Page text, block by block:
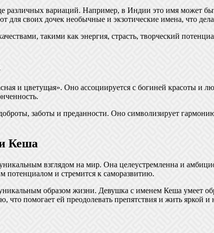
различных вариаций. Например, в Индии это имя может
своих дочек необычные и экзотические имена, что
такими как энергия, страсть, творческий
и цветущая». Оно ассоциируется с богиней красоты и
заботы и преданности. Оно символизирует
Кеша
взглядом на мир. Она целеустремленна и
потенциалом и стремится к саморазвитию.
образом жизни. Девушка с именем Кеша умеет
что помогает ей преодолевать препятствия и жить яркой